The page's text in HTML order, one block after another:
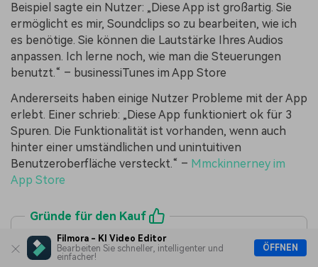
Filmora - KI Video Editor
Bearbeiten Sie schneller, intelligenter und
einfacher!
ÖFFNEN
Beispiel sagte ein Nutzer: „Diese App ist großartig. Sie
ermöglicht es mir, Soundclips so zu bearbeiten, wie ich
es benötige. Sie können die Lautstärke Ihres Audios
anpassen. Ich lerne noch, wie man die Steuerungen
benutzt.“ – businessiTunes im App Store
Andererseits haben einige Nutzer Probleme mit der App
erlebt. Einer schrieb: „Diese App funktioniert ok für 3
Spuren. Die Funktionalität ist vorhanden, wenn auch
hinter einer umständlichen und unintuitiven
Benutzeroberfläche versteckt.“ – Mmckinnerney im
App Store
Gründe für den Kauf
Sie unterstützt zahlreiche Import- und
Exportformate.